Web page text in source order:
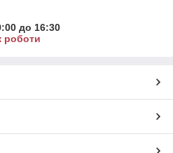
до 16:30
роботи